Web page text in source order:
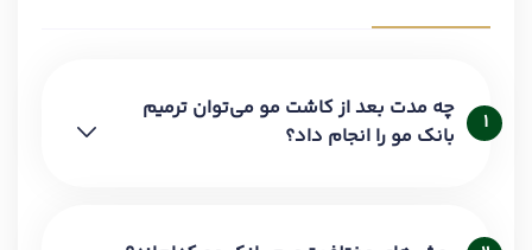
1
چه مدت بعد از کاشت مو می‌توان ترمیم
بانک مو را انجام داد؟